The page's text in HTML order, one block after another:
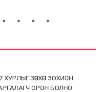
ЗӨВХӨН ЗОХИОН
ОРОН БОЛНО